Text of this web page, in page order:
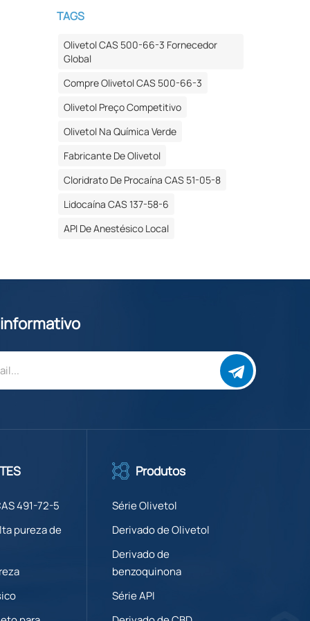
TAGS
Olivetol CAS 500-66-3 Fornecedor
Global
Compre Olivetol CAS 500-66-3
Olivetol Preço Competitivo
Olivetol Na Química Verde
Fabricante De Olivetol
Cloridrato De Procaína CAS 51-05-8
Lidocaína CAS 137-58-6
API De Anestésico Local
491-72-5
pureza de
Produtos
Série Olivetol
Derivado de Olivetol
Derivado de
benzoquinona
Série API